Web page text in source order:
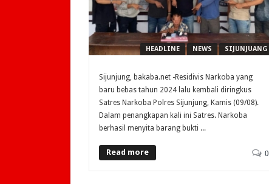
HEADLINE NEWS SIJUNJUANG
Sijunjung, bakaba.net -Residivis Narkoba yang
baru bebas tahun 2024 lalu kembali diringkus
Satres Narkoba Polres Sijunjung, Kamis (09/08).
Dalam penangkapan kali ini Satres. Narkoba
berhasil menyita barang bukti ...
Read more 0